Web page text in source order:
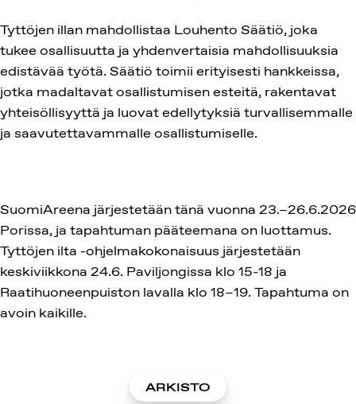
Tyttöjen illan mahdollistaa Louhento Säätiö, joka
tukee osallisuutta ja yhdenvertaisia mahdollisuuksia
edistävää työtä. Säätiö toimii erityisesti hankkeissa,
jotka madaltavat osallistumisen esteitä, rakentavat
yhteisöllisyyttä ja luovat edellytyksiä turvallisemmalle
ja saavutettavammalle osallistumiselle.
SuomiAreena järjestetään tänä vuonna 23.–26.6.2026
Porissa, ja tapahtuman pääteemana on luottamus.
Tyttöjen ilta -ohjelmakokonaisuus järjestetään
keskiviikkona 24.6. Paviljongissa klo 15-18 ja
Raatihuoneenpuiston lavalla klo 18–19. Tapahtuma on
avoin kaikille.
ARKISTO